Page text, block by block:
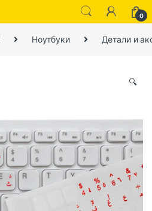
0
Ноутбуки Детали и
🔍